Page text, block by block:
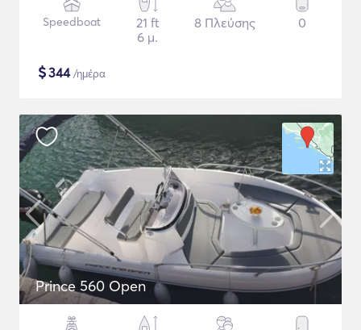
Speedboat
21 ft
6 μ.
8 Πλεύσης 0
$344/ημέρα
Prince 560 Open